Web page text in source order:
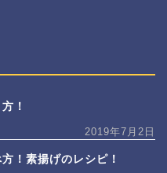
！
2019年7月2日
！素揚げのレシピ！